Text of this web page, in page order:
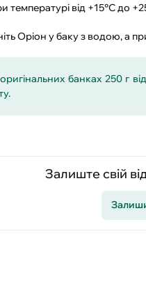
від +15°C до
Оріон у баку з водою, а
банках 250 г від
Залиште свій